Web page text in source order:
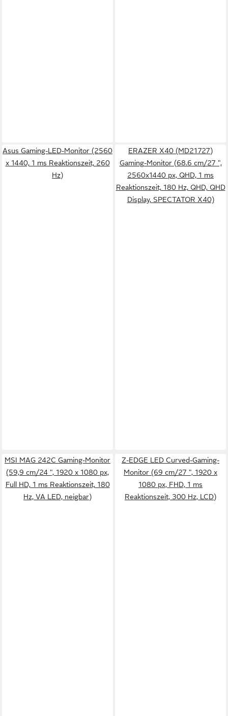
Asus Gaming-LED-Monitor (2560
x 1440, 1 ms Reaktionszeit, 260
Hz)
ERAZER X40 (MD21727)
Gaming-Monitor (68.6 cm/27 ",
2560x1440 px, QHD, 1 ms
Reaktionszeit, 180 Hz, QHD, QHD
Display, SPECTATOR X40)
MSI MAG 242C Gaming-Monitor
(59,9 cm/24 ", 1920 x 1080 px,
Full HD, 1 ms Reaktionszeit, 180
Hz, VA LED, neigbar)
Z-EDGE LED Curved-Gaming-
Monitor (69 cm/27 ", 1920 x
1080 px, FHD, 1 ms
Reaktionszeit, 300 Hz, LCD)